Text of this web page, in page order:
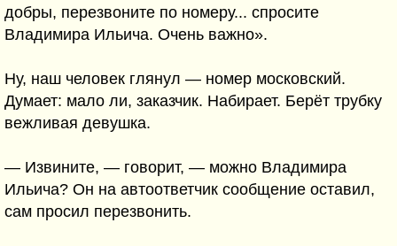
добры, перезвоните по номеру... спросите
Владимира Ильича. Очень важно».
Ну, наш человек глянул — номер московский.
Думает: мало ли, заказчик. Набирает. Берёт трубку
вежливая девушка.
— Извините, — говорит, — можно Владимира
Ильича? Он на автоответчик сообщение оставил,
сам просил перезвонить.